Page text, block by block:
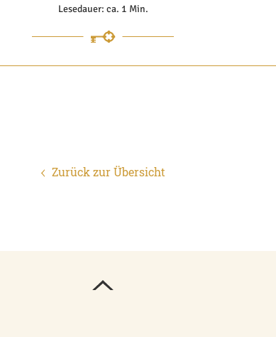
Lesedauer: ca. 1 Min.
Zurück zur Übersicht